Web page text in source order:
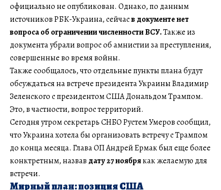
официально не опубликован. Однако, по данным
источников РБК-Украина, сейчасв документе нет
вопроса об ограничении численности ВСУ.Также из
документа убрали вопрос об амнистии за преступления,
совершенные во время войны.
Также сообщалось, что отдельные пункты плана будут
обсуждаться на встрече президента Украины Владимир
Зеленского с президентом США Дональдом Трампом.
Это, в частности, вопрос территорий.
Сегодня утром секретарь СНБО Рустем Умеров сообщил,
что Украина хотела бы организовать встречу с Трампом
до конца месяца. Глава ОП Андрей Ермак был еще более
конктретным, назвав дату 27 ноябрякак желаемую для
встречи.
Мирный план: позиция США